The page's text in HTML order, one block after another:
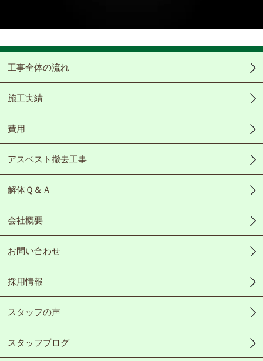
Video
工事全体の流れ
施工実績
費用
アスベスト撤去工事
解体Ｑ＆Ａ
会社概要
お問い合わせ
採用情報
スタッフの声
スタッフブログ